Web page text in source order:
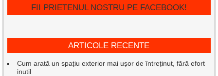
FII PRIETENUL NOSTRU PE FACEBOOK!
ARTICOLE RECENTE
Cum arată un spațiu exterior mai ușor de întreținut, fără efort
inutil